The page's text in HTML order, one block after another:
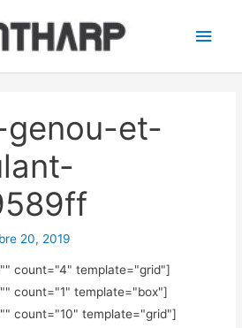
et-
20, 2019
" count="4" template="grid"]
" count="1" template="box"]
" count="10" template="grid"]